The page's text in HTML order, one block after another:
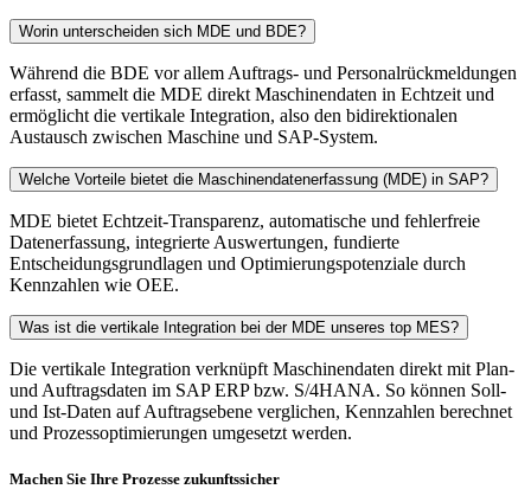
Worin unterscheiden sich MDE und BDE?
Während die BDE vor allem Auftrags- und Personalrückmeldungen
erfasst, sammelt die MDE direkt Maschinendaten in Echtzeit und
ermöglicht die vertikale Integration, also den bidirektionalen
Austausch zwischen Maschine und SAP-System.
Welche Vorteile bietet die Maschinendatenerfassung (MDE) in SAP?
MDE bietet Echtzeit-Transparenz, automatische und fehlerfreie
Datenerfassung, integrierte Auswertungen, fundierte
Entscheidungsgrundlagen und Optimierungspotenziale durch
Kennzahlen wie OEE.
Was ist die vertikale Integration bei der MDE unseres top MES?
Die vertikale Integration verknüpft Maschinendaten direkt mit Plan-
und Auftragsdaten im SAP ERP bzw. S/4HANA. So können Soll-
und Ist-Daten auf Auftragsebene verglichen, Kennzahlen berechnet
und Prozessoptimierungen umgesetzt werden.
Machen Sie Ihre Prozesse zukunftssicher